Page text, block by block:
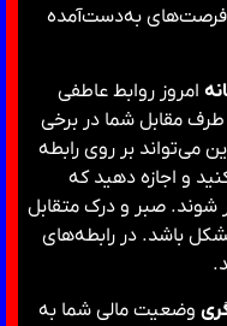
فرصت‌های به‌دست‌آمده
امروز روابط عاطفی
مقابل شما در برخی
می‌تواند بر روی رابطه
و اجازه دهید که
صبر و درک متقابل
باشد. در رابطه‌های
وضعیت مالی شما به